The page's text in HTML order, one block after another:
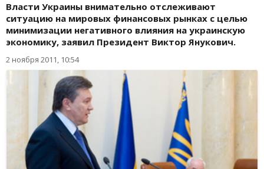
Власти Украины внимательно отслеживают
ситуацию на мировых финансовых рынках с целью
минимизации негативного влияния на украинскую
экономику, заявил Президент Виктор Янукович.
2 ноября 2011, 10:54